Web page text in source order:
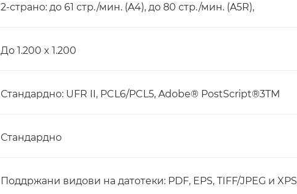
2-страно: до 61 стр./мин. (A4), до 80 стр./мин. (A5R),
До 1.200 x 1.200
Стандардно: UFR II, PCL6/PCL5, Adobe® PostScript®3TM
Стандардно
Поддржани видови на датотеки: PDF, EPS, TIFF/JPEG и XPS